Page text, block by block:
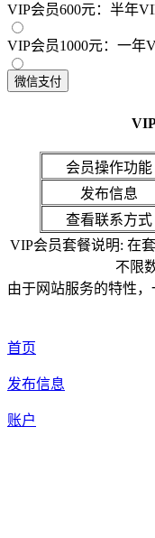
VIP会员600元：半年
VIP会员1000元：一年
会员操作功能
发布信息
查看联系方式
VIP会员套餐说明: 在
不限
由于网站服务的特性
首页
发布信息
账户